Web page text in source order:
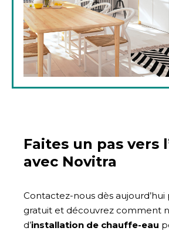
Faites un pas vers
avec Novitra
Contactez-nous dès aujourd’hui
gratuit et découvrez comment
d’installation de chauffe-eau